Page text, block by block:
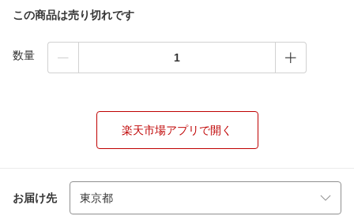
この商品は売り切れです
数量
楽天市場アプリで開く
お届け先